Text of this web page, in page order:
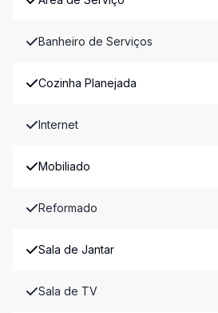
Banheiro de Serviços
Cozinha Planejada
Internet
Mobiliado
Reformado
Sala de Jantar
Sala de TV